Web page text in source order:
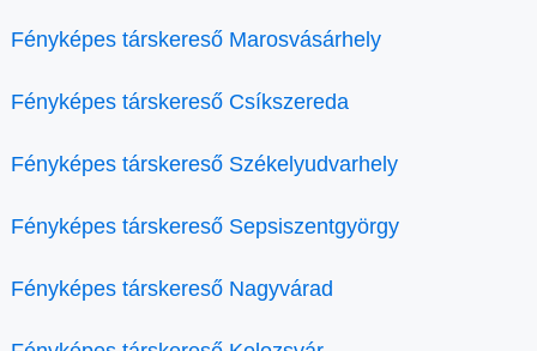
Fényképes társkereső Marosvásárhely
Fényképes társkereső Csíkszereda
Fényképes társkereső Székelyudvarhely
Fényképes társkereső Sepsiszentgyörgy
Fényképes társkereső Nagyvárad